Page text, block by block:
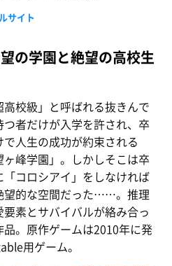
サイト
の学園と絶望の高校生
校級」と呼ばれる抜きんで
つ者だけが入学を許され、卒
で人生の成功が約束される
ヶ峰学園」。しかしそこは卒
「コロシアイ」をしなければ
望的な空間だった……。推理
素とサバイバルが絡み合っ
品。原作ゲームは2010年に発
用ゲーム。